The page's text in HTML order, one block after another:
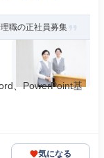
職の正社員募集
、PowerPoint基
気になる